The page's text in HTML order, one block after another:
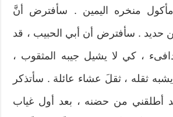
منخره اليمين . سأفترض أنَّ
حديد . سأفترض أن أبي الحبيب ، قد
، كي لا يشيل جيبه المثقوب ،
ثقله ، ثقلَ عشاء عائلة . سأتذكر
أطلقني من حضنه ، بعد أول غياب